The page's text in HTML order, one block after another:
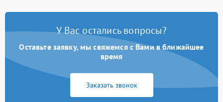
быстрая разрядка,
2500 ₽ Подробнее →
Неисправность зарядного
питания
2000 ₽ Подробнее →
У Вас остались вопросы?
Оставьте заявку, мы свяжемся с Вами в ближайшее
время
Заказать звонок